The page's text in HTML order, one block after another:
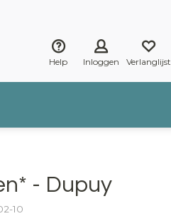
Help Inloggen Verlanglijst
- Dupuy
10